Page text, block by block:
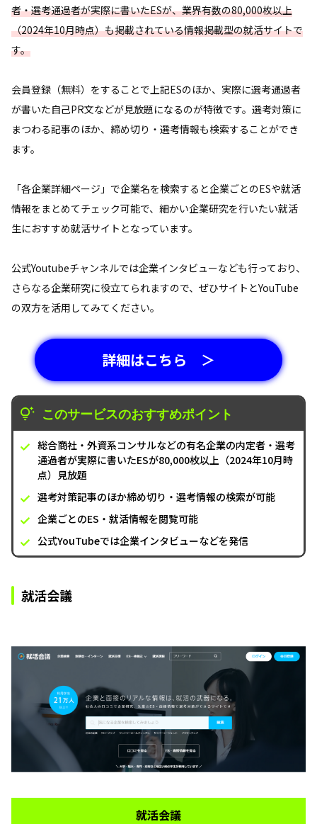
者・選考通過者が実際に書いたESが、業界有数の80,000枚以上
（2024年10月時点）も掲載されている情報掲載型の就活サイトで
す。
会員登録（無料）をすることで上記ESのほか、実際に選考通過者
が書いた自己PR文などが見放題になるのが特徴です。選考対策に
まつわる記事のほか、締め切り・選考情報も検索することができ
ます。
「各企業詳細ページ」で企業名を検索すると企業ごとのESや就活
情報をまとめてチェック可能で、細かい企業研究を行いたい就活
生におすすめ就活サイトとなっています。
公式Youtubeチャンネルでは企業インタビューなども行っており、
さらなる企業研究に役立てられますので、ぜひサイトとYouTube
の双方を活用してみてください。
詳細はこちら ＞
このサービスのおすすめポイント
総合商社・外資系コンサルなどの有名企業の内定者・選考
通過者が実際に書いたESが80,000枚以上（2024年10月時
点）見放題
選考対策記事のほか締め切り・選考情報の検索が可能
企業ごとのES・就活情報を閲覧可能
公式YouTubeでは企業インタビューなどを発信
就活会議
就活会議